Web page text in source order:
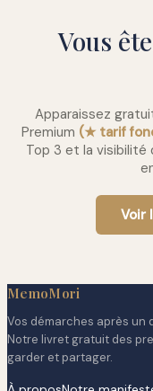
Vous
Apparaissez
Premium (★ tarif
Top 3 et la visibilité
Voir
MemoMori
Vos démarches après un
Notre livret gratuit des
garder et partager.